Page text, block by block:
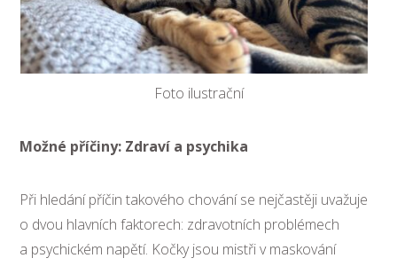
Foto ilustrační
Možné příčiny: Zdraví a psychika
Při hledání příčin takového chování se nejčastěji uvažuje
o dvou hlavních faktorech: zdravotních problémech
a psychickém napětí. Kočky jsou mistři v maskování